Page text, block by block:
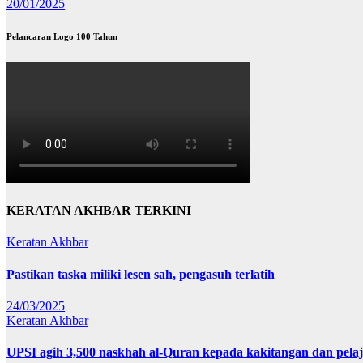
20/01/2025
Pelancaran Logo 100 Tahun
KERATAN AKHBAR TERKINI
Keratan Akhbar
Pastikan taska miliki lesen sah, pengasuh terlatih
24/03/2025
Keratan Akhbar
UPSI agih 3,500 naskhah al-Quran kepada kakitangan dan